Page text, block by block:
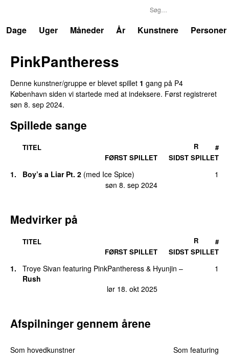
Dage
Uger Måneder År Kunstnere Personer
PinkPantheress
Denne kunstner/gruppe er blevet spillet 1 gang på P4
København siden vi startede med at indeksere. Først registreret
søn 8. sep 2024.
Spillede sange
TITEL
FØRST SPILLET
SIDST SPILLET
R #
1. Boy’s a Liar Pt. 2 (med Ice Spice)
søn 8. sep 2024
1
Medvirker på
TITEL
FØRST SPILLET
SIDST SPILLET
R #
1. Troye Sivan featuring PinkPantheress & Hyunjin –
Rush
lør 18. okt 2025
1
Afspilninger gennem årene
Som hovedkunstner Som featuring